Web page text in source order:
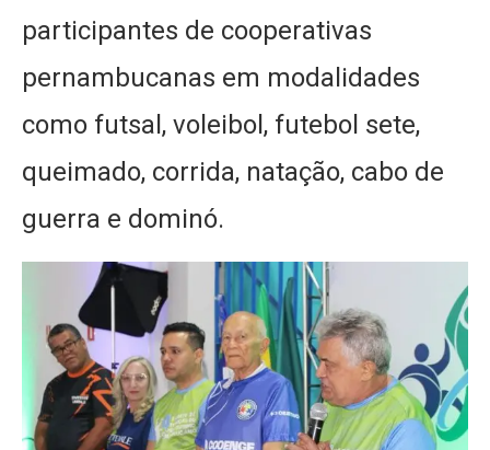
participantes de cooperativas
pernambucanas em modalidades
como futsal, voleibol, futebol sete,
queimado, corrida, natação, cabo de
guerra e dominó.